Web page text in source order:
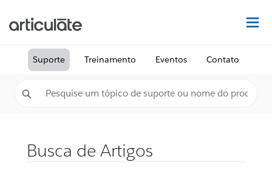
Suporte Treinamento Eventos Contato
Busca de Artigos